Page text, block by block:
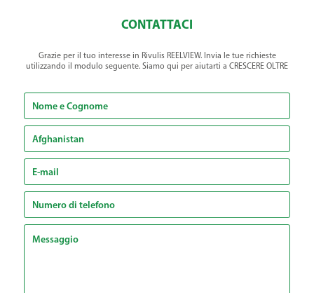
CONTATTACI
Grazie per il tuo interesse in Rivulis REELVIEW. Invia le tue richieste
utilizzando il modulo seguente. Siamo qui per aiutarti a CRESCERE OLTRE